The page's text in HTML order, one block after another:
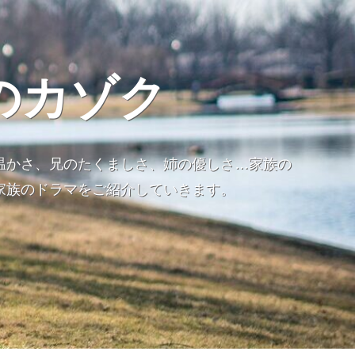
カゾク
かさ、兄のたくましさ、姉の優しさ…家族の
のドラマをご紹介していきます。